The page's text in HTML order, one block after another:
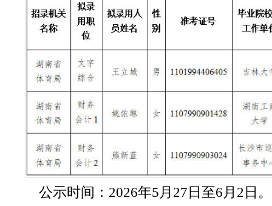
公示时间：2026年5月27日至6月2日。